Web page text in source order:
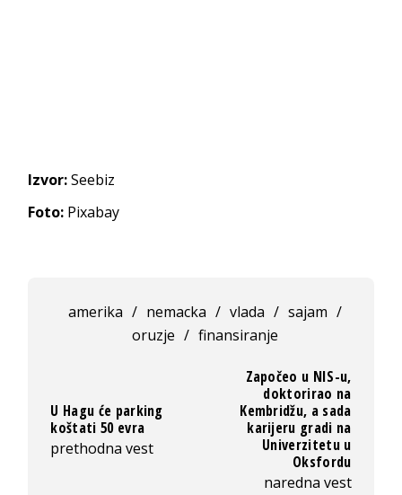
Izvor:Seebiz
Foto: Pixabay
amerika / nemacka / vlada / sajam /
oruzje / finansiranje
U Hagu će parking
koštati 50 evra
prethodna vest
Započeo u NIS-u,
doktorirao na
Kembridžu, a sada
karijeru gradi na
Univerzitetu u
Oksfordu
naredna vest